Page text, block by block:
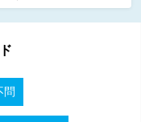
問